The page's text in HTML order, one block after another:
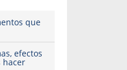
que
efectos
hacer